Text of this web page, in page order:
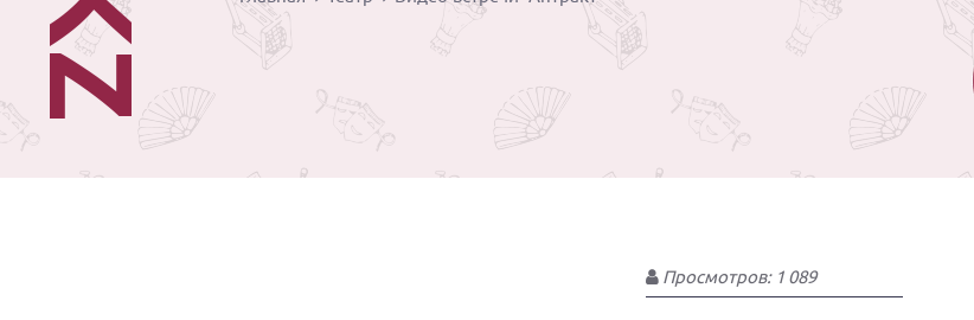
Просмотров: 1 089